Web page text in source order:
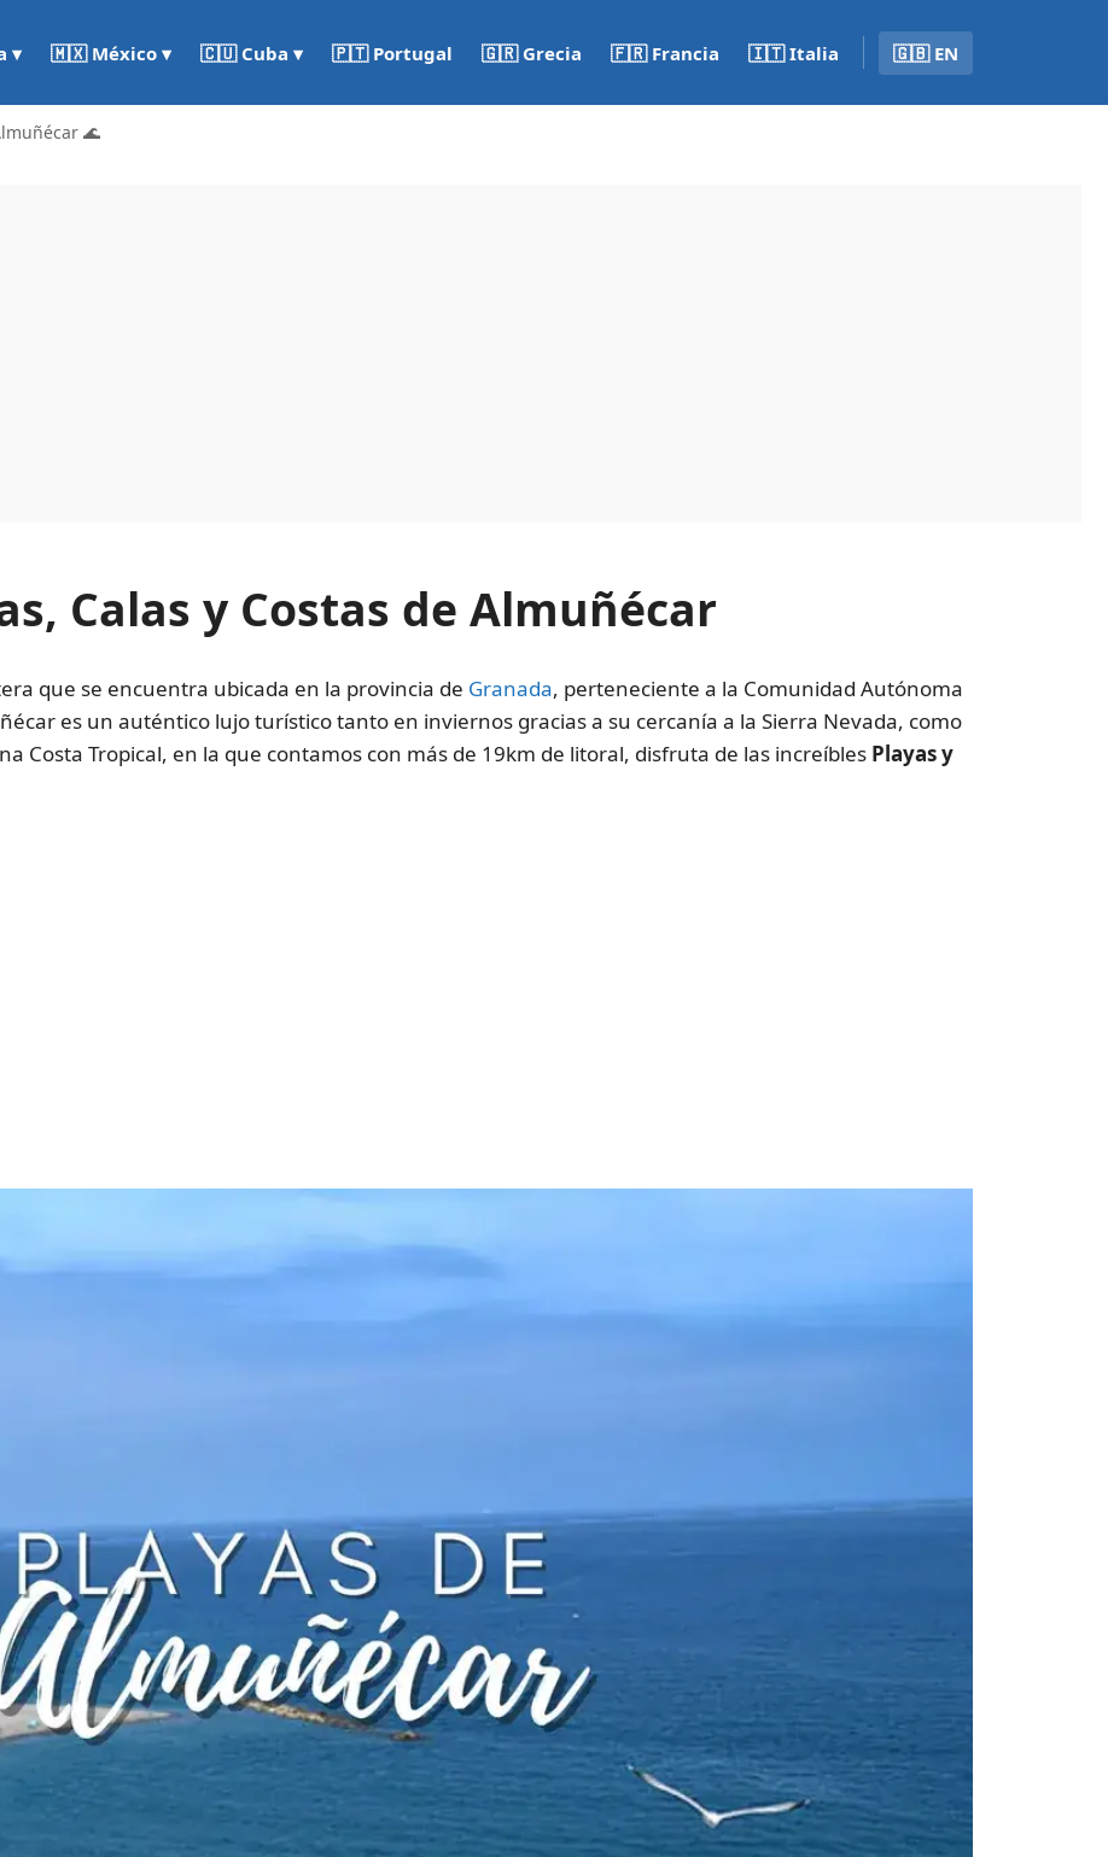
▾ 🇲🇽 México ▾ 🇨🇺 Cuba ▾ 🇵🇹 Portugal 🇬🇷 Grecia 🇫🇷 Francia 🇮🇹 Italia 🇬🇧 EN
🌊
Calas y Costas de Almuñécar
que se encuentra ubicada en la provincia de Granada, perteneciente a la Comunidad Autónoma
es un auténtico lujo turístico tanto en inviernos gracias a su cercanía a la Sierra Nevada, como
Costa Tropical, en la que contamos con más de 19km de litoral, disfruta de las increíbles Playas y